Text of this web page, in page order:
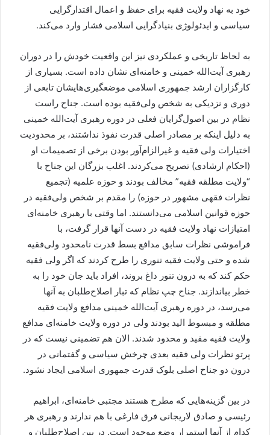
خود به نهاد ولایت فقیه برای حفظ و اعمال اقتدارگرایی
سیاسی و ایدئولوژی بنیادگرایی اسلامی فشار وارد می‌کند.
به لحاظ تاریخی و عملکردی نیز این واقعیت خودش را در دوران
رهبری آیت‌الله خمینی و خامنه‌ای نشان داده است. بسیاری از
کارگزاران ارشد جمهوری اسلامی موضعگیری‌هایشان تابعی از
دوری و نزدیکی به شخص ولی‌فقیه بوده ‌است. جناح راست
نظام در بین اصول‌گرایان فعلی در دوره رهبری آیت‌الله خمینی
به دلیل اینکه بر مصادر اصلی قدرت نفوذ نداشتند، بر محدودیت
اختیارات ولی فقیه و غیرالزام‌آور بودن برخی از تصمیمات او
(احکام ارشادی) تصریح می‌کردند. اغلب بزرگان این جناح با
“ولایت مطلقه فقیه” مخالف بودند و حوزه علمیه (تجمیع
نظرات فقهی مشهور در حوزه) را مقدم بر شخص ولی‌فقیه در
حوزه قوانین اسلامی می‌دانستند. اما وقتی با رهبری خامنه‌ای
امتیازات نهاد ولایت فقیه در دست آنها قرار گرفت، با
فراموشی نظرات سابق مدافع بسط قدرت نامحدود ولی‌فقیه
شده و حتی ولایت فقیه تنوری را طرح کردند که اگر ولی فقیه
حکم کند که به درون تنور داغ بروند، افراد باید جان خود را به
خطر بیاندازند. جناح چپ نظام که تبار اصلاح‌طلبان به آنها
می‌رسد، در دوره رهبری آیت‌الله خمینی مدافع ولایت فقیه
مطلقه و مبسوط ‌الید بودند ولی در دوره ولایت خامنه‌ای مدافع
ولایت فقیه مقید و محدود شدند. الان هم تضمینی نیست که در
پرتو نظرات ولی فقیه بعدی چرخش سیاسی و گفتمانی در
درون دو جناح اصلی بلوک قدرت جمهوری اسلامی ایجاد نشود.
در بین گزینه‌هایی که مطرح هستند مجتبی خامنه‌ای، ابراهیم
رئیسی و صادق لاریجانی فرق فارغی با هم ندارند و رهبری هر
کدام از آنها استمرار وضع موجود است. در بین اصلاح‌طلبان و